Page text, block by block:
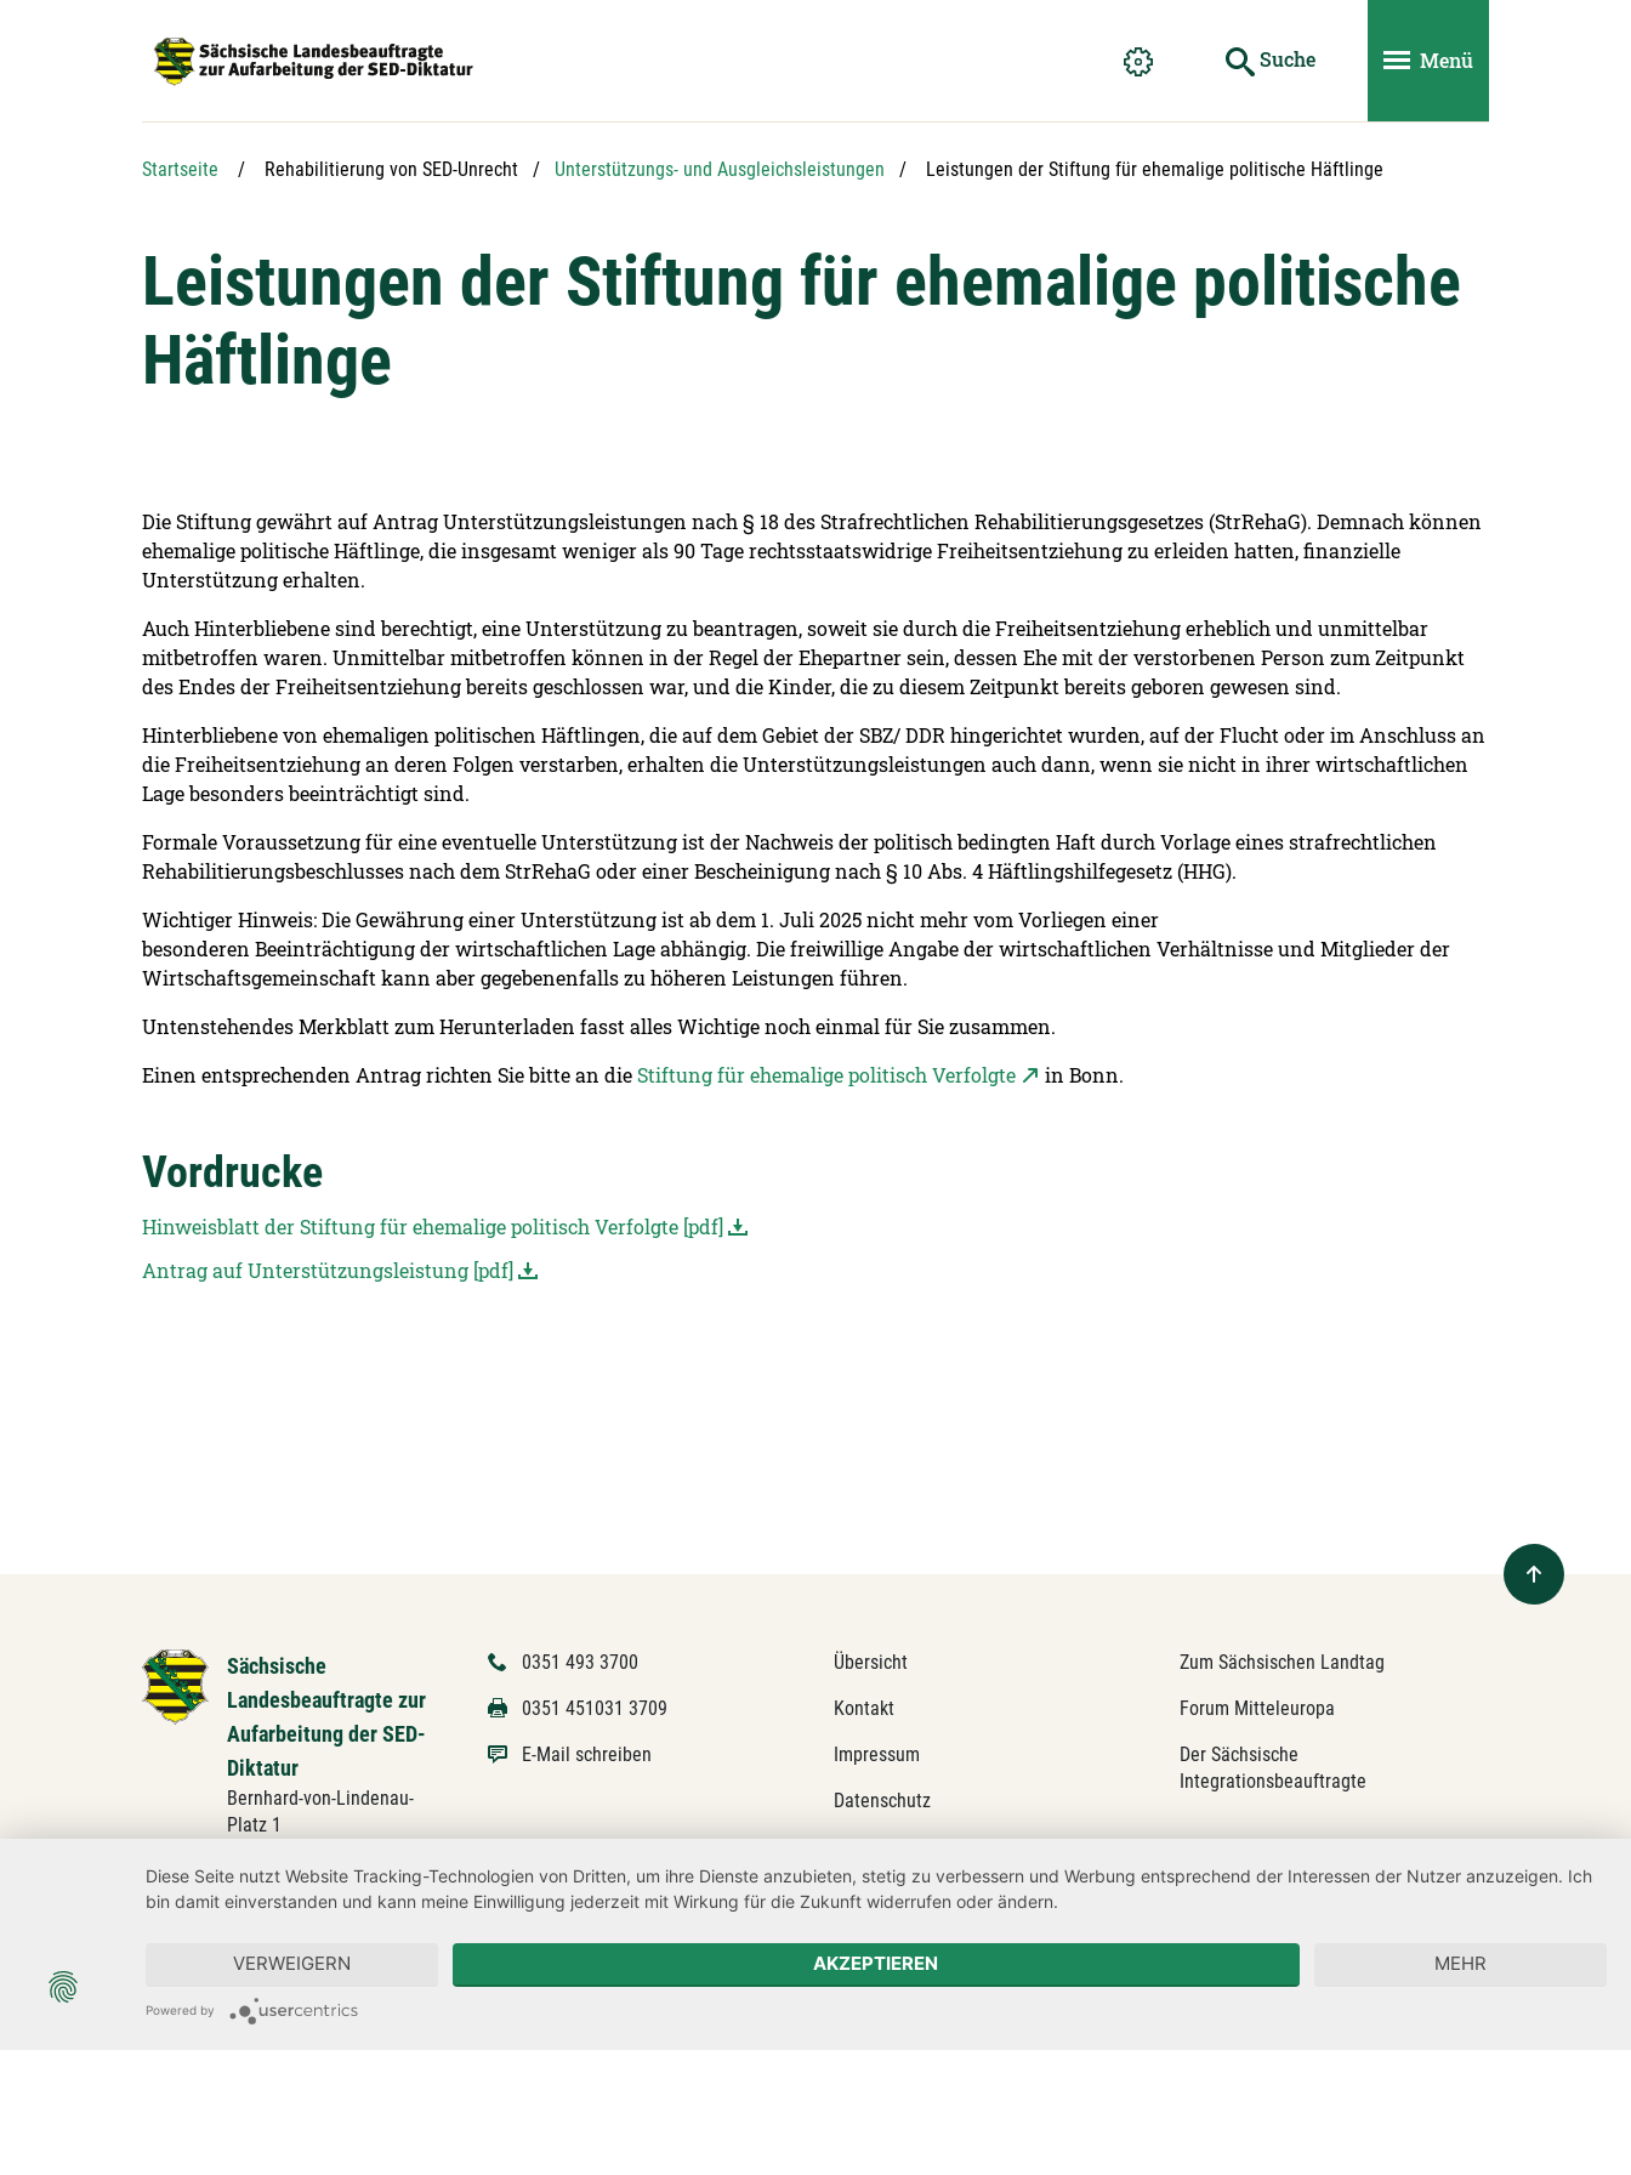
Suche Menü
Startseite Rehabilitierung von SED-Unrecht Unterstützungs- und Ausgleichsleistungen Aktuelle Seite:
Leistungen der Stiftung für ehemalige politische Häftlinge
Leistungen der Stiftung für ehemalige politische
Häftlinge
Die Stiftung gewährt auf Antrag Unterstützungsleistungen nach § 18 des Strafrechtlichen Rehabilitierungsgesetzes (StrRehaG). Demnach können
ehemalige politische Häftlinge, die insgesamt weniger als 90 Tage rechtsstaatswidrige Freiheitsentziehung zu erleiden hatten, finanzielle
Unterstützung erhalten.
Auch Hinterbliebene sind berechtigt, eine Unterstützung zu beantragen, soweit sie durch die Freiheitsentziehung erheblich und unmittelbar
mitbetroffen waren. Unmittelbar mitbetroffen können in der Regel der Ehepartner sein, dessen Ehe mit der verstorbenen Person zum Zeitpunkt
des Endes der Freiheitsentziehung bereits geschlossen war, und die Kinder, die zu diesem Zeitpunkt bereits geboren gewesen sind.
Hinterbliebene von ehemaligen politischen Häftlingen, die auf dem Gebiet der SBZ/ DDR hingerichtet wurden, auf der Flucht oder im Anschluss an
die Freiheitsentziehung an deren Folgen verstarben, erhalten die Unterstützungsleistungen auch dann, wenn sie nicht in ihrer wirtschaftlichen
Lage besonders beeinträchtigt sind.
Formale Voraussetzung für eine eventuelle Unterstützung ist der Nachweis der politisch bedingten Haft durch Vorlage eines strafrechtlichen
Rehabilitierungsbeschlusses nach dem StrRehaG oder einer Bescheinigung nach § 10 Abs. 4 Häftlingshilfegesetz (HHG).
Wichtiger Hinweis: Die Gewährung einer Unterstützung ist ab dem 1. Juli 2025 nicht mehr vom Vorliegen einer
besonderen Beeinträchtigung der wirtschaftlichen Lage abhängig. Die freiwillige Angabe der wirtschaftlichen Verhältnisse und Mitglieder der
Wirtschaftsgemeinschaft kann aber gegebenenfalls zu höheren Leistungen führen.
Untenstehendes Merkblatt zum Herunterladen fasst alles Wichtige noch einmal für Sie zusammen.
Einen entsprechenden Antrag richten Sie bitte an die Stiftung für ehemalige politisch Verfolgte in Bonn.
Vordrucke
Hinweisblatt der Stiftung für ehemalige politisch Verfolgte [pdf]
Antrag auf Unterstützungsleistung [pdf]
Sächsische
Landesbeauftragte zur
Aufarbeitung der SED-
Diktatur
Bernhard-von-Lindenau-
Platz 1
Besucheradresse:
01067 Dresden
0351 493 3700
0351 451031 3709
E-Mail schreiben
Übersicht
Kontakt
Impressum
Datenschutz
Transparenzanspruch
Hinweisgeberschutz
Zum Sächsischen Landtag
Forum Mitteleuropa
Der Sächsische
Integrationsbeauftragte
Diese Seite nutzt Website Tracking-Technologien von Dritten, um ihre Dienste anzubieten, stetig zu verbessern und Werbung entsprechend der Interessen der Nutzer anzuzeigen. Ich
bin damit einverstanden und kann meine Einwilligung jederzeit mit Wirkung für die Zukunft widerrufen oder ändern.
VERWEIGERN AKZEPTIEREN MEHR
Powered by